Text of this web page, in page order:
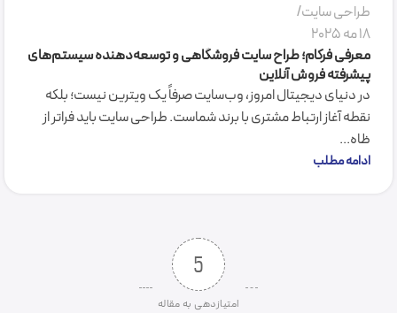
طراحی سایت
18 مه 2025
معرفی فرکام؛ طراح سایت فروشگاهی و توسعه‌دهنده سیستم‌های
پیشرفته فروش آنلاین
در دنیای دیجیتال امروز، وب‌سایت صرفاً یک ویترین نیست؛ بلکه
نقطه آغاز ارتباط مشتری با برند شماست. طراحی سایت باید فراتر از
ظاه...
ادامه مطلب
5
امتیازدهی به مقاله